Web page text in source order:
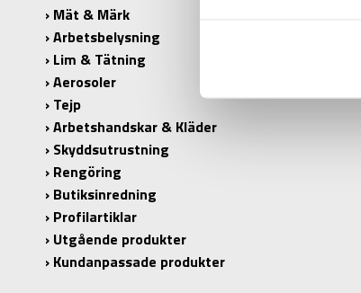
Mät & Märk
Arbetsbelysning
Lim & Tätning
Aerosoler
Tejp
Arbetshandskar & Kläder
Skyddsutrustning
Rengöring
Butiksinredning
Profilartiklar
Utgående produkter
Kundanpassade produkter